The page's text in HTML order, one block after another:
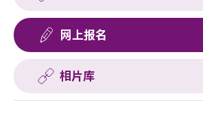
网上报名
相片库